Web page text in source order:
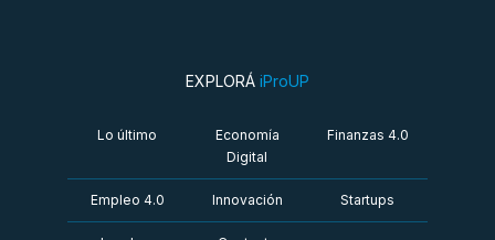
EXPLORÁ iProUP
Lo último
Economía
Digital
Finanzas 4.0
Empleo 4.0 Innovación Startups